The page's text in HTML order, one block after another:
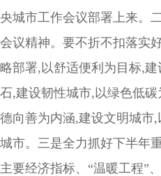
央城市工作会议部署上来。
会议精神。要不折不扣落实
略部署,以舒适便利为目标,
石,建设韧性城市,以绿色低
德向善为内涵,建设文明城市
城市。三是全力抓好下半年
主要经济指标、“温暖工程”